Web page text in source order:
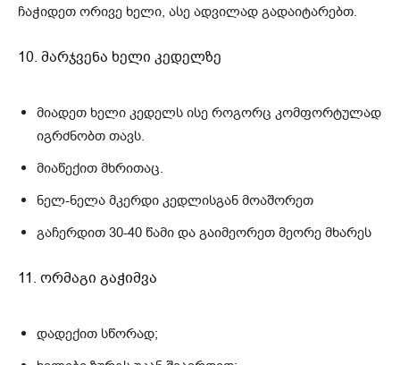
ჩაჭიდეთ ორივე ხელი, ასე ადვილად გადაიტარებთ.
10. მარჯვენა ხელი კედელზე
მიადეთ ხელი კედელს ისე როგორც კომფორტულად
იგრძნობთ თავს.
მიაწექით მხრითაც.
ნელ-ნელა მკერდი კედლისგან მოაშორეთ
გაჩერდით 30-40 წამი და გაიმეორეთ მეორე მხარეს
11. ორმაგი გაჭიმვა
დადექით სწორად;